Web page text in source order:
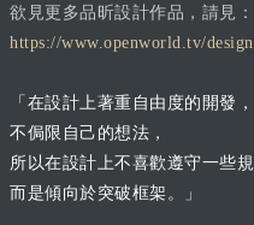
欲見更多品昕設計作品，請見：
https://www.openworld.tv/
「在設計上著重自由度的開發，
不侷限自己的想法，
所以在設計上不喜歡遵守一些
而是傾向於突破框架。」